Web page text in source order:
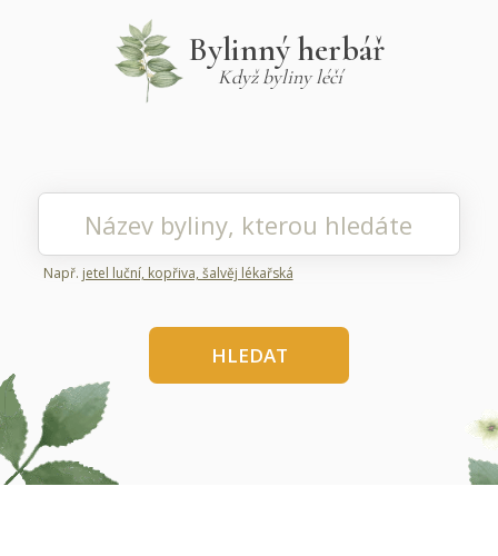
Bylinný herbář
Když byliny léčí
Např. jetel luční, kopřiva, šalvěj lékařská
HLEDAT